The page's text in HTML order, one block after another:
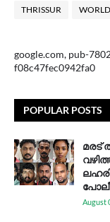
THRISSUR WORLD
google.com, pub-
f08c47fec0942fa0
POPULAR POSTS
മരട്
August